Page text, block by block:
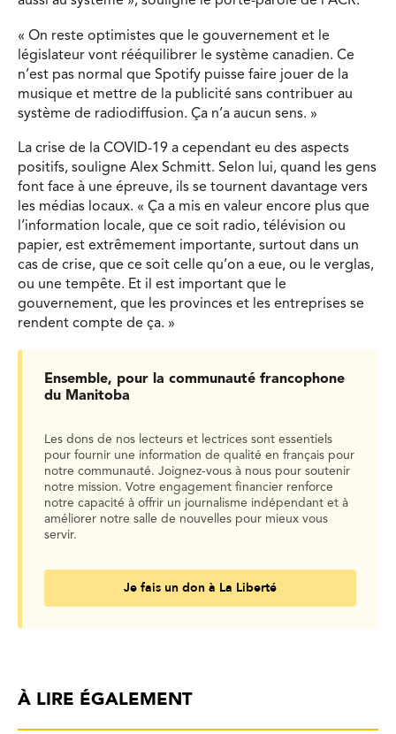
« On reste optimistes que le gouvernement et le
législateur vont rééquilibrer le système canadien. Ce
n’est pas normal que Spotify puisse faire jouer de la
musique et mettre de la publicité sans contribuer au
système de radiodiffusion. Ça n’a aucun sens. »
La crise de la COVID-19 a cependant eu des aspects
positifs, souligne Alex Schmitt. Selon lui, quand les gens
font face à une épreuve, ils se tournent davantage vers
les médias locaux. « Ça a mis en valeur encore plus que
l’information locale, que ce soit radio, télévision ou
papier, est extrêmement importante, surtout dans un
cas de crise, que ce soit celle qu’on a eue, ou le verglas,
ou une tempête. Et il est important que le
gouvernement, que les provinces et les entreprises se
rendent compte de ça. »
Ensemble, pour la communauté francophone
du Manitoba
Les dons de nos lecteurs et lectrices sont essentiels
pour fournir une information de qualité en français pour
notre communauté. Joignez-vous à nous pour soutenir
notre mission. Votre engagement financier renforce
notre capacité à offrir un journalisme indépendant et à
améliorer notre salle de nouvelles pour mieux vous
servir.
Je fais un don à La Liberté
À LIRE ÉGALEMENT